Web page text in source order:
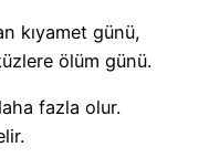
kıyamet günü,
ölüm günü.
fazla olur.